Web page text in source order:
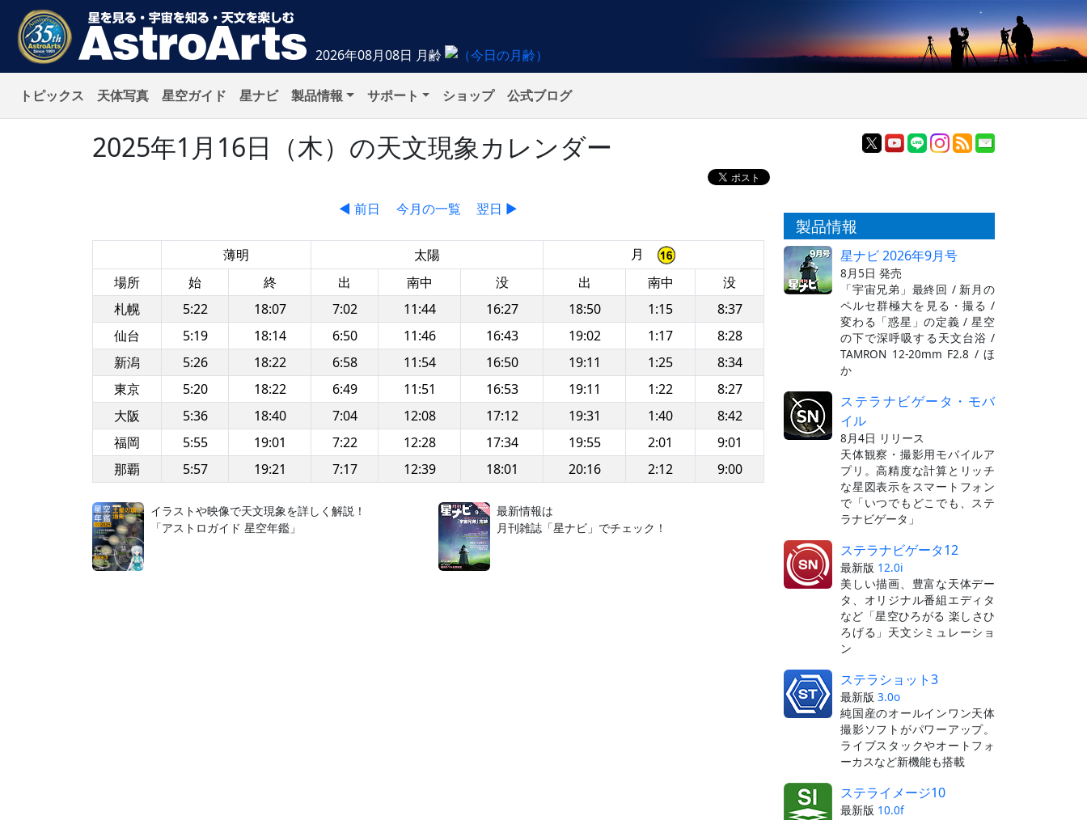
2026年08月08日 月齢
トピックス 天体写真 星空ガイド 星ナビ 製品情報 サポート ショップ 公式ブログ
2025年1月16日（木）の天文現象カレンダー
◀ 前日 今月の一覧 翌日 ▶
薄明 太陽
月
場所
始 終 出 南中 没 出 南中
没
札幌
5:22 18:07 7:02 11:44 16:27 18:50 1:15
8:37
仙台
5:19 18:14 6:50 11:46 16:43 19:02 1:17
8:28
新潟
5:26 18:22 6:58 11:54 16:50 19:11 1:25
8:34
東京
5:20 18:22 6:49 11:51 16:53 19:11 1:22
8:27
大阪
5:36 18:40 7:04 12:08 17:12 19:31 1:40
8:42
福岡
5:55 19:01 7:22 12:28 17:34 19:55 2:01
9:01
那覇
5:57 19:21 7:17 12:39 18:01 20:16 2:12 9:00
イラストや映像で天文現象を詳しく解説！
「アストロガイド 星空年鑑」
最新情報は
月刊雑誌「星ナビ」でチェック！
製品情報
星ナビ 2026年9月号
8月5日 発売
「宇宙兄弟」最終回 / 新月の
ペルセ群極大を見る・撮る /
変わる「惑星」の定義 / 星空
の下で深呼吸する天文台浴 /
TAMRON 12-20mm F2.8 / ほ
か
ステラナビゲータ・モバ
イル
8月4日 リリース
天体観察・撮影用モバイルア
プリ。高精度な計算とリッチ
な星図表示をスマートフォン
で「いつでもどこでも、ステ
ラナビゲータ」
ステラナビゲータ12
最新版 12.0i
美しい描画、豊富な天体デー
タ、オリジナル番組エディタ
など「星空ひろがる 楽しさひ
ろげる」天文シミュレーショ
ン
ステラショット3
最新版 3.0o
純国産のオールインワン天体
撮影ソフトがパワーアップ。
ライブスタックやオートフォ
ーカスなど新機能も搭載
ステライメージ10
最新版 10.0f